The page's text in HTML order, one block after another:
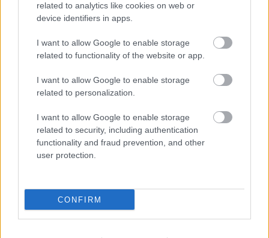
related to analytics like cookies on web or
device identifiers in apps.
I want to allow Google to enable storage
related to functionality of the website or app.
I want to allow Google to enable storage
related to personalization.
I want to allow Google to enable storage
related to security, including authentication
functionality and fraud prevention, and other
user protection.
CONFIRM
A k2 Színház: Rinocéroszok című előadása
megtörtént eseményeken alapuló darab, melyben
egy diákot megkérdőjelezhető körülmények között
bocsátanak el egy viccnek…
Jótékonysági koncert a Petőfi
Színházban
TörökÁkos•2019. november 22.
Színházban, amelyen 210 000 forint gyűlt össze.